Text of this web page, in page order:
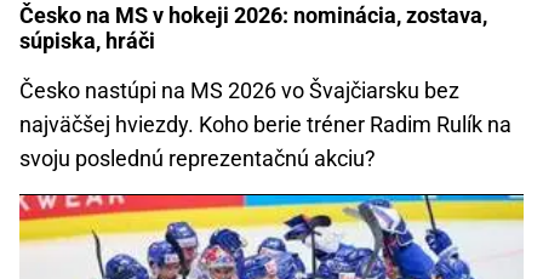
Česko na MS v hokeji 2026: nominácia, zostava,
súpiska, hráči
Česko nastúpi na MS 2026 vo Švajčiarsku bez
najväčšej hviezdy. Koho berie tréner Radim Rulík na
svoju poslednú reprezentačnú akciu?